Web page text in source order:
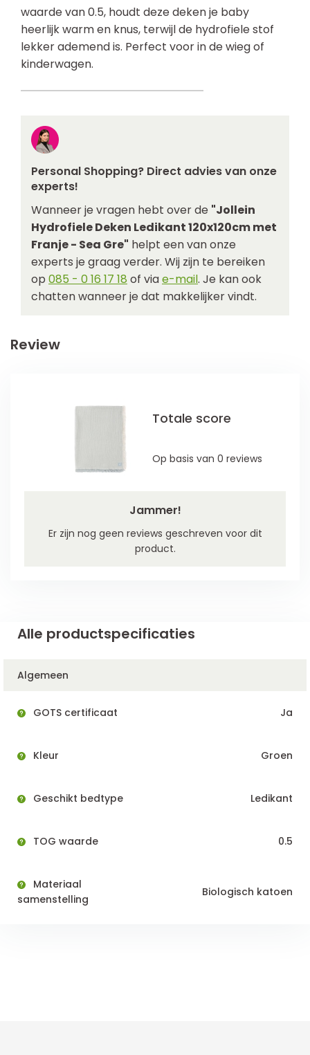
waarde van 0.5, houdt deze deken je baby
heerlijk warm en knus, terwijl de hydrofiele stof
lekker ademend is. Perfect voor in de wieg of
kinderwagen.
Personal Shopping? Direct advies van onze
experts!
Wanneer je vragen hebt over de "Jollein
Hydrofiele Deken Ledikant 120x120cm met
Franje - Sea Gre" helpt een van onze
experts je graag verder. Wij zijn te bereiken
op 085 - 0 16 17 18 of viae-mail. Je kan ook
chatten wanneer je dat makkelijker vindt.
Review
Jammer!
Er zijn nog geen reviews geschreven voor dit
product.
Totale score
Op basis van 0 reviews
Alle productspecificaties
Algemeen
GOTS certificaat Ja
Kleur Groen
Geschikt bedtype Ledikant
TOG waarde 0.5
Materiaal
samenstelling
Biologisch katoen